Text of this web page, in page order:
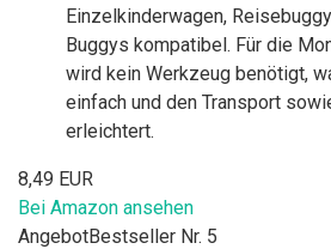
Einzelkinderwagen,
Buggys kompatibel. Für die
wird kein Werkzeug benötigt,
einfach und den Transport
erleichtert.
8,49 EUR
Bei Amazon ansehen
AngebotBestseller Nr. 5